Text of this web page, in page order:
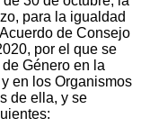
para la igualdad
de Consejo
por el que se
Género en la
en los Organismos
de ella, y se